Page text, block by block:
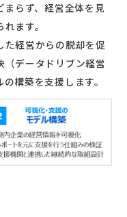
らず、経営全体を見
ます。
経営からの脱却を促
（データドリブン経営
構築を支援します。